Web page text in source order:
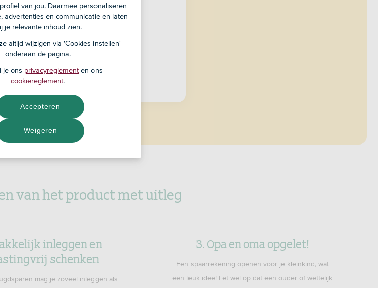
te overtuigen, max 3
(optioneel)
Pakkende CTA
die we hier neer moeten zetten (optioneel).
van het product met uitleg
inleggen en
schenken
mag je zoveel inleggen als
3. Opa en oma opgelet!
Een spaarrekening openen voor je kleinkind, wat
een leuk idee! Let wel op dat een ouder of wettelijk
van jou. Daarmee personaliseren
advertenties en communicatie en laten
je relevante inhoud zien.
altijd wijzigen via 'Cookies instellen'
onderaan de pagina.
je ons privacyreglement en ons
cookiereglement.
Weigeren
Accepteren